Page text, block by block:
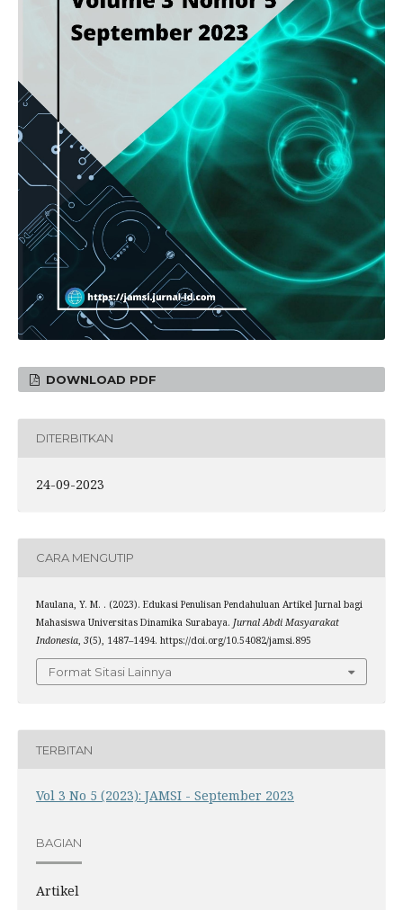
DOWNLOAD PDF
DITERBITKAN
24-09-2023
CARA MENGUTIP
Maulana, Y. M. . (2023). Edukasi Penulisan Pendahuluan Artikel Jurnal bagi
Mahasiswa Universitas Dinamika Surabaya. Jurnal Abdi Masyarakat
Indonesia, 3(5), 1487–1494. https://doi.org/10.54082/jamsi.895
Format Sitasi Lainnya
TERBITAN
Vol 3 No 5 (2023): JAMSI - September 2023
BAGIAN
Artikel